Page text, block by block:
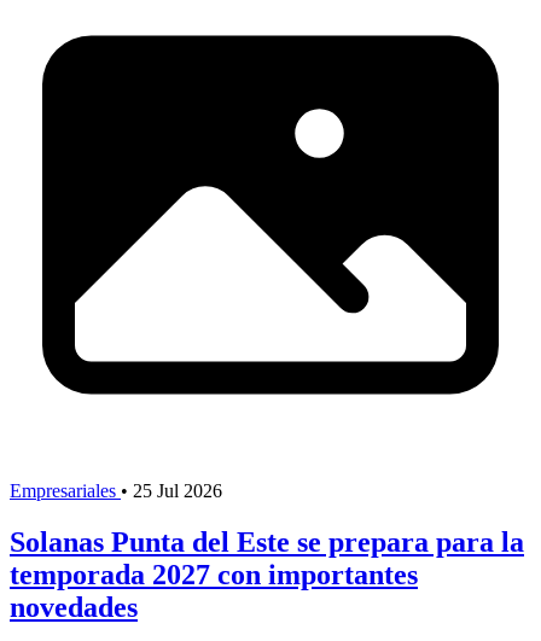
Empresariales • 25 Jul 2026
Solanas Punta del Este se prepara para la
temporada 2027 con importantes
novedades